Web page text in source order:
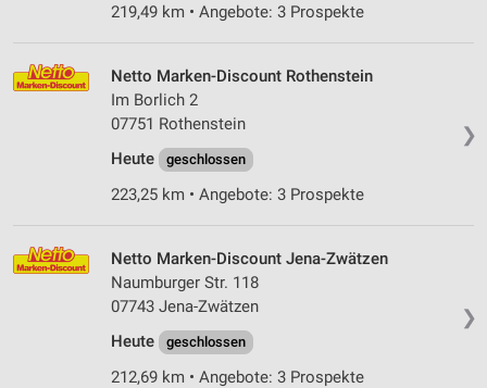
219,49 km • Angebote: 3 Prospekte
❯
Netto Marken-Discount Rothenstein
Im Borlich 2
07751 Rothenstein
Heute
geschlossen
223,25 km • Angebote: 3 Prospekte
❯
Netto Marken-Discount Jena-Zwätzen
Naumburger Str. 118
07743 Jena-Zwätzen
Heute
geschlossen
212,69 km • Angebote: 3 Prospekte